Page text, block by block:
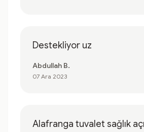
Destekliyor uz
Abdullah B.
07 Ara 2023
Alafranga tuvalet sağlık